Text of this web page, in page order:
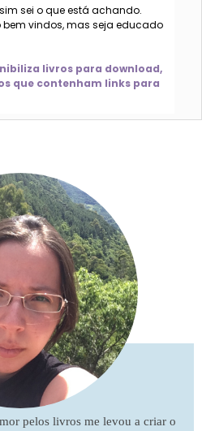
sei o que está achando.
vindos, mas seja educado
livros para download,
que contenham links para
pelos livros me levou a criar o